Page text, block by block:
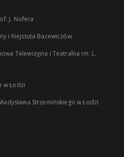
J. Nofera
i Kiejstuta Bacewiczów
Telewizyjna i Teatralna im. L.
w Łodzi
Strzemińskiego w Łodzi